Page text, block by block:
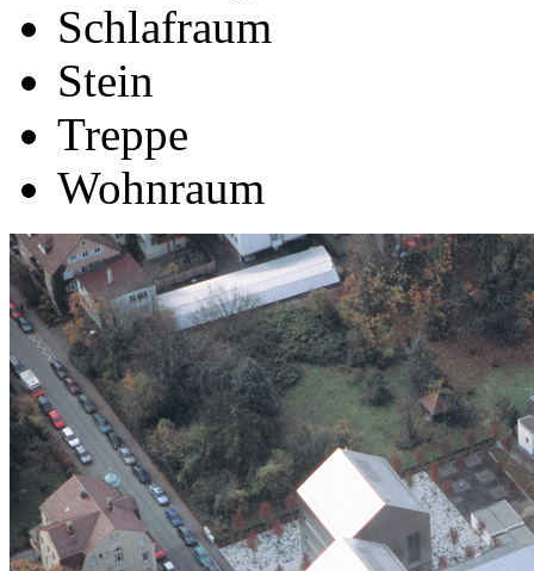
Schlafraum
Stein
Treppe
Wohnraum